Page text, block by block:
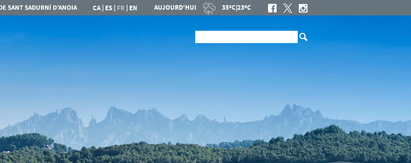
CA| ES | FR | EN AUJOURD'HUI 35ºC|23ºC